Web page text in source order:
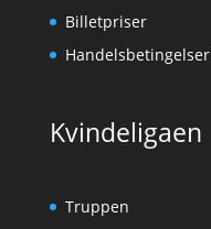
Billetpriser
Handelsbetingelser
Kvindeligaen
Truppen